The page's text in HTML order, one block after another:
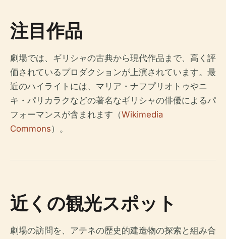
注目作品
劇場では、ギリシャの古典から現代作品まで、高く評
価されているプロダクションが上演されています。最
近のハイライトには、マリア・ナフプリオトゥやニ
キ・パリカラクなどの著名なギリシャの俳優によるパ
フォーマンスが含まれます（Wikimedia
Commons）。
近くの観光スポット
劇場の訪問を、アテネの歴史的建造物の探索と組み合